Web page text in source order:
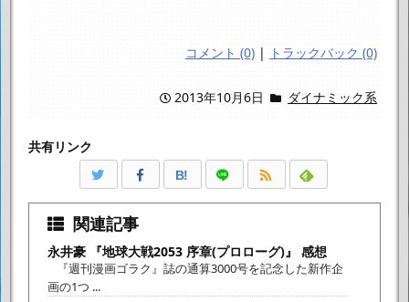
コメント (0) | トラックバック (0)
2013年10月6日 ダイナミック系
共有リンク
B!
関連記事
永井豪 『地球大戦2053 序章(プロローグ)』 感想
『週刊漫画ゴラク』誌の通算3000号を記念した新作企
画の1つ ...